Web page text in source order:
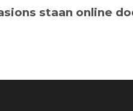
staan online